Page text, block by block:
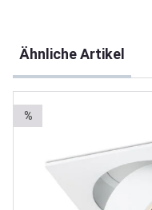
Ähnliche Artikel
%